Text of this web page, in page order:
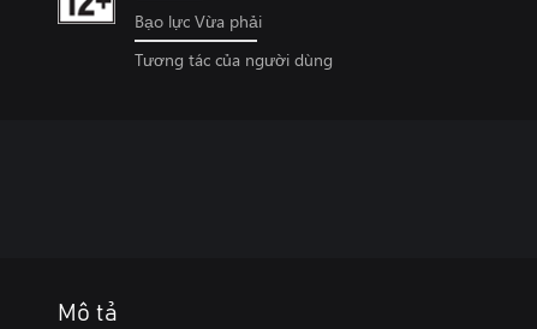
Bạo lực Vừa phải
Tương tác của người dùng
Mô tả